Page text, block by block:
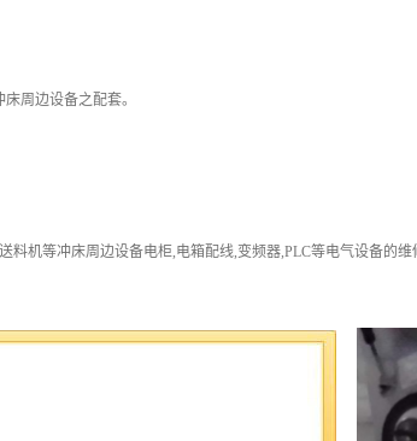
周边设备之配套。
机等冲床周边设备电柜,电箱配线,变频器,PLC等电气设备的